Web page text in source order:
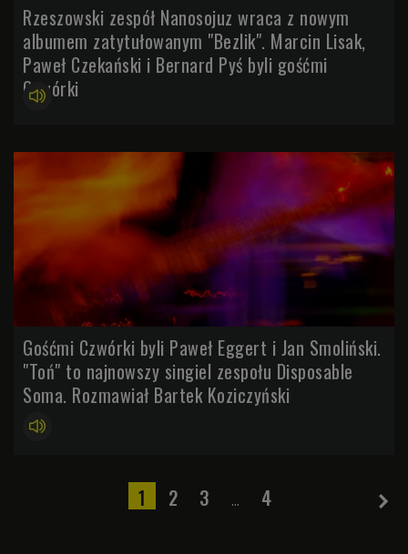
Rzeszowski zespół Nanosojuz wraca z nowym
albumem zatytułowanym "Bezlik". Marcin Lisak,
Paweł Czekański i Bernard Pyś byli gośćmi
Czwórki
Gośćmi Czwórki byli Paweł Eggert i Jan Smoliński.
"Toń" to najnowszy singiel zespołu Disposable
Soma. Rozmawiał Bartek Koziczyński
1 2 3 ... 4